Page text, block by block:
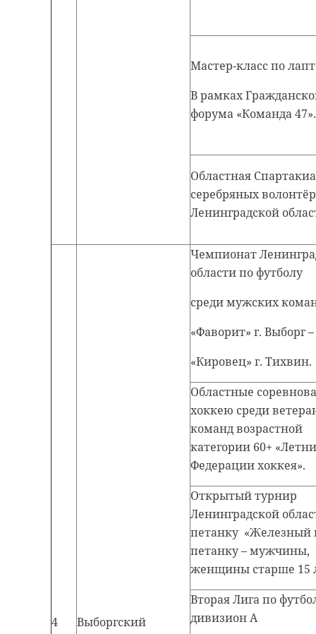
Мастер-класс по
В рамках
форума «Команда 47».
Областная
серебряных
Ленинградской
4 Выборгский
Чемпионат
области по футболу
среди мужских
«Фаворит» г. Выборг –
«Кировец» г. Тихвин.
Областные
хоккею среди
команд возрастной
категории 60+
Федерации хоккея».
Открытый турнир
Ленинградской
петанку «Железный
петанку – мужчины,
женщины старше 15
Вторая Лига по
дивизион А